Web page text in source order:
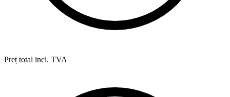
Preț total incl. TVA